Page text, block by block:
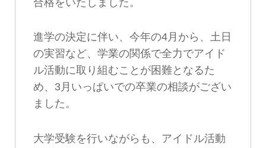
進学の決定に伴い、今年の4月から、土日
の実習など、学業の関係で全力でアイド
ル活動に取り組むことが困難となるた
め、3月いっぱいでの卒業の相談がござい
ました。
大学受験を行いながらも、アイドル活動